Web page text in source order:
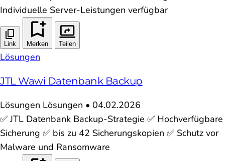
Individuelle Server-Leistungen verfügbar
Link Merken Teilen
Lösungen
JTL Wawi Datenbank Backup
Lösungen Lösungen • 04.02.2026
✅ JTL Datenbank Backup-Strategie ✅ Hochverfügbare
Sicherung ✅ bis zu 42 Sicherungskopien ✅ Schutz vor
Malware und Ransomware